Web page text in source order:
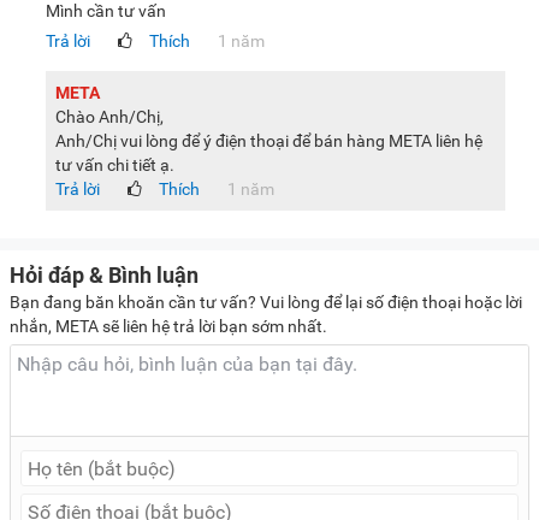
Mình cần tư vấn
Trả lời
Thích 1 năm
META
Chào Anh/Chị,
Anh/Chị vui lòng để ý điện thoại để bán hàng META liên hệ
tư vấn chi tiết ạ.
Trả lời
Thích 1 năm
Hỏi đáp & Bình luận
Bạn đang băn khoăn cần tư vấn? Vui lòng để lại số điện thoại hoặc lời
nhắn, META sẽ liên hệ trả lời bạn sớm nhất.